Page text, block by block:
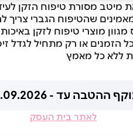
מסורת טיפוח הזקן
שהטיפוח הגברי צריך
מגוון מוצרי טיפוח לזקן
הזמנים או רק מתחיל לגדל
ללא כל מאמץ
ההטבה עד - 07.09.2026
לאתר בית העסק